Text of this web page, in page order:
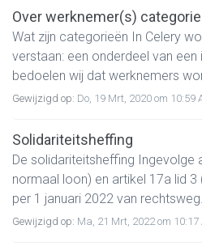
Over werknemer(s)
Wat zijn categorieën In Celery
verstaan: een onderdeel van een
bedoelen wij dat werknemers
Gewijzigd op: Do, 19 Mrt, 2020 om 10:59
Solidariteitsheffing
De solidariteitsheffing Ingevolge
normaal loon) en artikel 17a lid 3
per 1 januari 2022 van
Gewijzigd op: Ma, 21 Mrt, 2022 om 10:17